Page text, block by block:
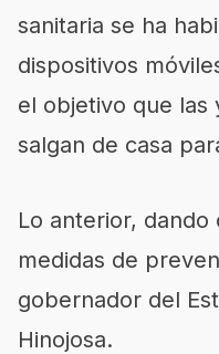
sanitaria se ha
dispositivos
el objetivo que las
salgan de casa
Lo anterior, dando
medidas de
gobernador del
Hinojosa.